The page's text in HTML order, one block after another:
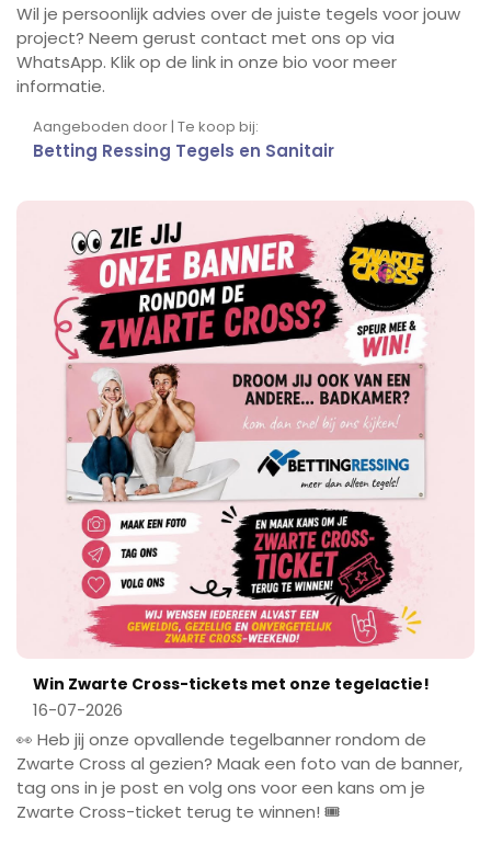
Wil je persoonlijk advies over de juiste tegels voor jouw
project? Neem gerust contact met ons op via
WhatsApp. Klik op de link in onze bio voor meer
informatie.
Aangeboden door | Te koop bij:
Betting Ressing Tegels en Sanitair
Win Zwarte Cross-tickets met onze tegelactie!
16-07-2026
👀 Heb jij onze opvallende tegelbanner rondom de
Zwarte Cross al gezien? Maak een foto van de banner,
tag ons in je post en volg ons voor een kans om je
Zwarte Cross-ticket terug te winnen! 🎟️